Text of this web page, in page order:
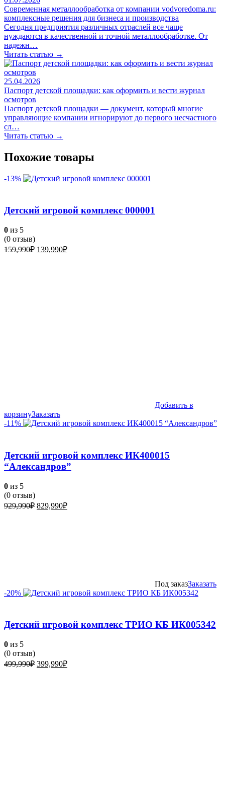
Современная металлообработка от компании vodvoredoma.ru:
комплексные решения для бизнеса и производства
Сегодня предприятия различных отраслей все чаще
нуждаются в качественной и точной металлообработке. От
надежн…
Читать статью →
25.04.2026
Паспорт детской площадки: как оформить и вести журнал
осмотров
Паспорт детской площадки — документ, который многие
управляющие компании игнорируют до первого несчастного
сл…
Читать статью →
Похожие товары
-13%
Детский игровой комплекс 000001
0 из 5
(0 отзыв)
159,990₽ Первоначальная
139,990₽Текущая
Добавить в
корзинуЗаказать
-11%
Детский игровой комплекс ИК400015
“Александров”
0 из 5
(0 отзыв)
929,990₽ Первоначальная
829,990₽Текущая
Под заказЗаказать
-20%
Детский игровой комплекс ТРИО КБ ИК005342
0 из 5
(0 отзыв)
499,990₽ Первоначальная
399,990₽Текущая